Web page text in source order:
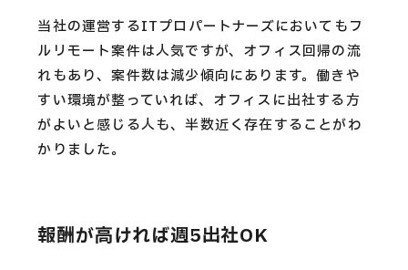
当社の運営するITプロパートナーズにおいてもフ
ルリモート案件は人気ですが、オフィス回帰の流
れもあり、案件数は減少傾向にあります。働きや
すい環境が整っていれば、オフィスに出社する方
がよいと感じる人も、半数近く存在することがわ
かりました。
報酬が高ければ週5出社OK